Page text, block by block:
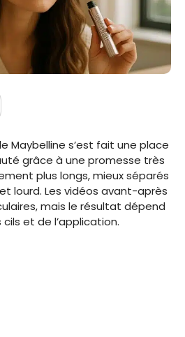
Maybelline s’est fait une place
grâce à une promesse très
plus longs, mieux séparés
lourd. Les vidéos avant-après
mais le résultat dépend
et de l’application.